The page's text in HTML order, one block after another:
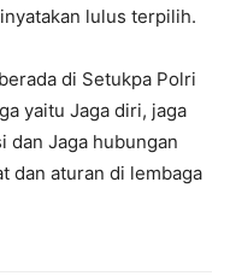
lulus terpilih.
di Setukpa Polri
yaitu Jaga diri, jaga
dan Jaga hubungan
dan aturan di lembaga